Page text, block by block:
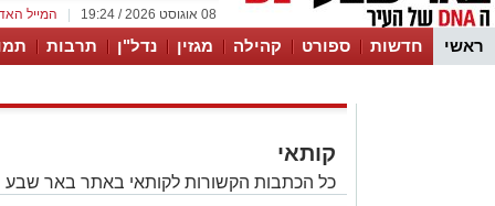
המייל 08 אוגוסט 2026 / 19:24
ראשי חדשות ספורט קהילה מגזין נדל"ן תרבות
קותאי
כל הכתבות הקשורות לקותאי באתר באר שבע